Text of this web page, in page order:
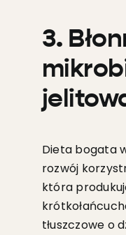
3.
Dieta bogata
rozwój
która
tłuszczowe o